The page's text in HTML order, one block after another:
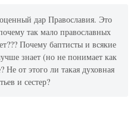
дар Православия. Это
так мало православных
Почему баптисты и всякие
знает (но не понимает как
от этого ли такая духовная
и сестер?